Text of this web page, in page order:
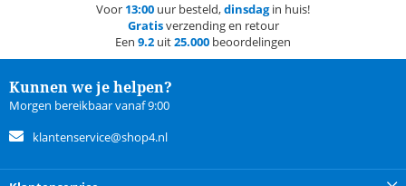
Voor 13:00 uur besteld,dinsdagin huis!
Gratisverzending en retour
Een 9.2 uit25.000 beoordelingen
Kunnen we je helpen?
Morgen bereikbaar vanaf 9:00
klantenservice@shop4.nl